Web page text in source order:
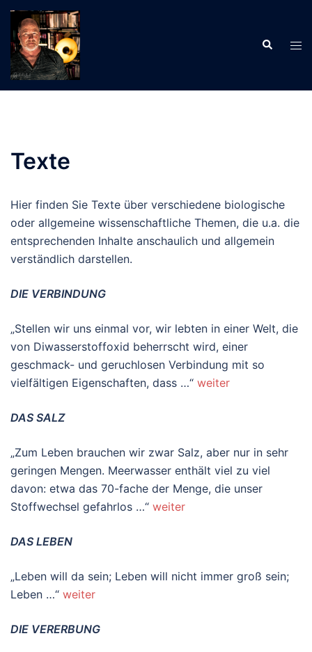
Zum
Inhalt
springen
Suche
Texte
Hier finden Sie Texte über verschiedene biologische
oder allgemeine wissenschaftliche Themen, die u.a. die
entsprechenden Inhalte anschaulich und allgemein
verständlich darstellen.
DIE VERBINDUNG
„Stellen wir uns einmal vor, wir lebten in einer Welt, die
von Diwasserstoffoxid beherrscht wird, einer
geschmack- und geruchlosen Verbindung mit so
vielfältigen Eigenschaften, dass …“ weiter
DAS SALZ
„Zum Leben brauchen wir zwar Salz, aber nur in sehr
geringen Mengen. Meerwasser enthält viel zu viel
davon: etwa das 70-fache der Menge, die unser
Stoffwechsel gefahrlos …“ weiter
DAS LEBEN
„Leben will da sein; Leben will nicht immer groß sein;
Leben …“ weiter
DIE VERERBUNG